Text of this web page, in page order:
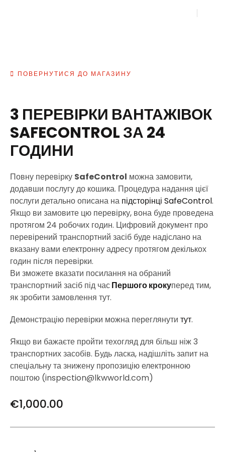
ПОВЕРНУТИСЯ ДО МАГАЗИНУ
3 ПЕРЕВІРКИ ВАНТАЖІВОК
SAFECONTROL ЗА 24
ГОДИНИ
Повну перевірку SafeControl можна замовити,
додавши послугу до кошика. Процедура надання цієї
послуги детально описана на підсторінці SafeControl.
Якщо ви замовите цю перевірку, вона буде проведена
протягом 24 робочих годин. Цифровий документ про
перевірений транспортний засіб буде надіслано на
вказану вами електронну адресу протягом декількох
годин після перевірки.
Ви зможете вказати посилання на обраний
транспортний засіб під часПершого крокуперед тим,
як зробити замовлення тут.
Демонстрацію перевірки можна переглянути тут.
Якщо ви бажаєте пройти техогляд для більш ніж 3
транспортних засобів. Будь ласка, надішліть запит на
спеціальну та знижену пропозицію електронною
поштою (inspection@lkwworld.com)
€1,000.00